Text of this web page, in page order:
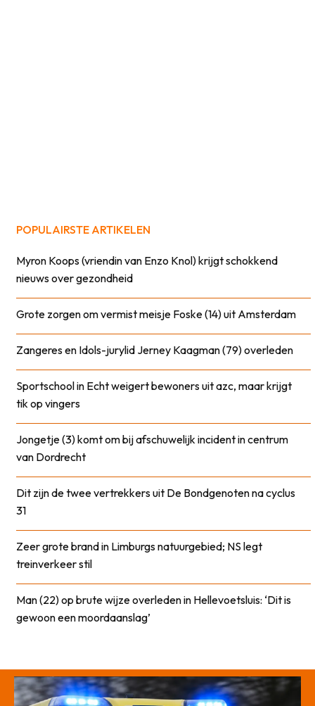
POPULAIRSTE ARTIKELEN
Myron Koops (vriendin van Enzo Knol) krijgt schokkend
nieuws over gezondheid
Grote zorgen om vermist meisje Foske (14) uit Amsterdam
Zangeres en Idols-jurylid Jerney Kaagman (79) overleden
Sportschool in Echt weigert bewoners uit azc, maar krijgt
tik op vingers
Jongetje (3) komt om bij afschuwelijk incident in centrum
van Dordrecht
Dit zijn de twee vertrekkers uit De Bondgenoten na cyclus
31
Zeer grote brand in Limburgs natuurgebied; NS legt
treinverkeer stil
Man (22) op brute wijze overleden in Hellevoetsluis: ‘Dit is
gewoon een moordaanslag’